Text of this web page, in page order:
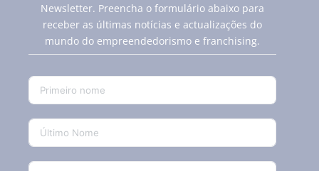
Newsletter. Preencha o formulário abaixo para
receber as últimas notícias e actualizações do
mundo do empreendedorismo e franchising.